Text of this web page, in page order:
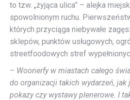
to tzw. „żyjąca ulica” – alejka
spowolnionym ruchu.
których przyciąga niebywałe
sklepów, punktów usługowych,
streetfoodowych stref
– Woonerfy w miastach całego
do organizacji takich wydarzeń, jak
pokazy czy wystawy plenerowe. I